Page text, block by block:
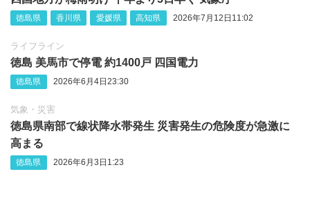
徳島県 香川県 愛媛県 高知県 2026年7月12日11:02
ライフライン
徳島 美馬市で停電 約1400戸 四国電力
徳島県 2026年6月4日23:30
気象・災害
徳島県南部で線状降水帯発生 災害発生の危険度が急激に
高まる
徳島県 2026年6月3日1:23